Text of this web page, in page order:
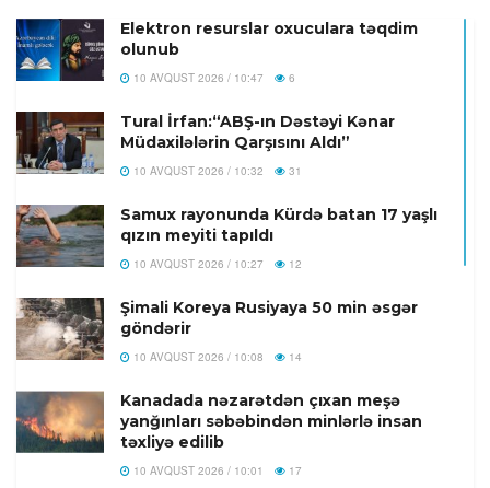
Elektron resurslar oxuculara təqdim
olunub
10 AVQUST 2026 / 10:47 6
Tural İrfan:“ABŞ-ın Dəstəyi Kənar
Müdaxilələrin Qarşısını Aldı”
10 AVQUST 2026 / 10:32 31
Samux rayonunda Kürdə batan 17 yaşlı
qızın meyiti tapıldı
10 AVQUST 2026 / 10:27 12
Şimali Koreya Rusiyaya 50 min əsgər
göndərir
10 AVQUST 2026 / 10:08 14
Kanadada nəzarətdən çıxan meşə
yanğınları səbəbindən minlərlə insan
təxliyə edilib
10 AVQUST 2026 / 10:01 17